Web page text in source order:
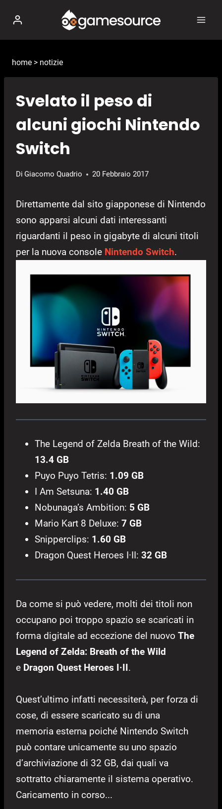
contenuto
home > notizie
Svelato il peso di
alcuni giochi Nintendo
Switch
Di Giacomo Quadrio 20 Febbraio 2017
Direttamente dal sito giapponese di Nintendo
sono apparsi alcuni dati interessanti
riguardanti il peso in gigabyte di alcuni titoli
per la nuova console Nintendo Switch.
The Legend of Zelda Breath of the Wild:
13.4 GB
Puyo Puyo Tetris: 1.09 GB
I Am Setsuna: 1.40 GB
Nobunaga’s Ambition: 5 GB
Mario Kart 8 Deluxe: 7 GB
Snipperclips: 1.60 GB
Dragon Quest Heroes I·II: 32 GB
Da come si può vedere, molti dei titoli non
occupano poi troppo spazio se scaricati in
forma digitale ad eccezione del nuovo The
Legend of Zelda: Breath of the Wild
e Dragon Quest Heroes I·II.
Quest’ultimo infatti necessiterà, per forza di
cose, di essere scaricato su di una
memoria esterna poiché Nintendo Switch
può contare unicamente su uno spazio
d’archiviazione di 32 GB, dai quali va
sottratto chiaramente il sistema operativo.
Caricamento in corso...